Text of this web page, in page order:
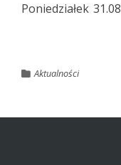
Poniedziałek 31.08
Aktualności